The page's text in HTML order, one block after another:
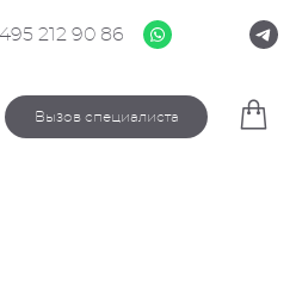
212 90 86
Вызов специалиста